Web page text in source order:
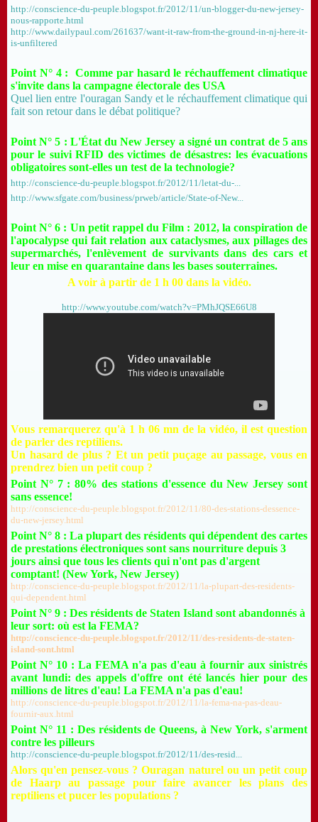
http://conscience-du-peuple.blogspot.fr/2012/11/un-blogger-du-new-jersey-
nous-rapporte.html
http://www.dailypaul.com/261637/want-it-raw-from-the-ground-in-nj-here-it-
is-unfiltered
Point N° 4 : Comme par hasard le réchauffement climatique
s'invite dans la campagne électorale des USA
Quel lien entre l'ouragan Sandy et le réchauffement climatique qui
fait son retour dans le débat politique?
Point N° 5 : L'État du New Jersey a signé un contrat de 5 ans
pour le suivi RFID des victimes de désastres: les évacuations
obligatoires sont-elles un test de la technologie?
http://conscience-du-peuple.blogspot.fr/2012/11/letat-du-...
http://www.sfgate.com/business/prweb/article/State-of-New...
Point N° 6 : Un petit rappel du Film : 2012, la conspiration de
l'apocalypse qui fait relation aux cataclysmes, aux pillages des
supermarchés, l'enlèvement de survivants dans des cars et
leur en mise en quarantaine dans les bases souterraines.
A voir à partir de 1 h 00 dans la vidéo.
http://www.youtube.com/watch?v=PMhJQSE66U8
Vous remarquerez qu'à 1 h 06 mn de la vidéo, il est question
de parler des reptiliens.
Un hasard de plus ? Et un petit puçage au passage, vous en
prendrez bien un petit coup ?
Point N° 7 : 80% des stations d'essence du New Jersey sont
sans essence!
http://conscience-du-peuple.blogspot.fr/2012/11/80-des-stations-dessence-
du-new-jersey.html
Point N° 8 : La plupart des résidents qui dépendent des cartes
de prestations électroniques sont sans nourriture depuis 3
jours ainsi que tous les clients qui n'ont pas d'argent
comptant! (New York, New Jersey)
http://conscience-du-peuple.blogspot.fr/2012/11/la-plupart-des-residents-
qui-dependent.html
Point N° 9 : Des résidents de Staten Island sont abandonnés à
leur sort: où est la FEMA?
http://conscience-du-peuple.blogspot.fr/2012/11/des-residents-de-staten-
island-sont.html
Point N° 10 : La FEMA n'a pas d'eau à fournir aux sinistrés
avant lundi: des appels d'offre ont été lancés hier pour des
millions de litres d'eau! La FEMA n'a pas d'eau!
http://conscience-du-peuple.blogspot.fr/2012/11/la-fema-na-pas-deau-
fournir-aux.html
Point N° 11 : Des résidents de Queens, à New York, s'arment
contre les pilleurs
http://conscience-du-peuple.blogspot.fr/2012/11/des-resid...
Alors qu'en pensez-vous ? Ouragan naturel ou un petit coup
de Haarp au passage pour faire avancer les plans des
reptiliens et pucer les populations ?